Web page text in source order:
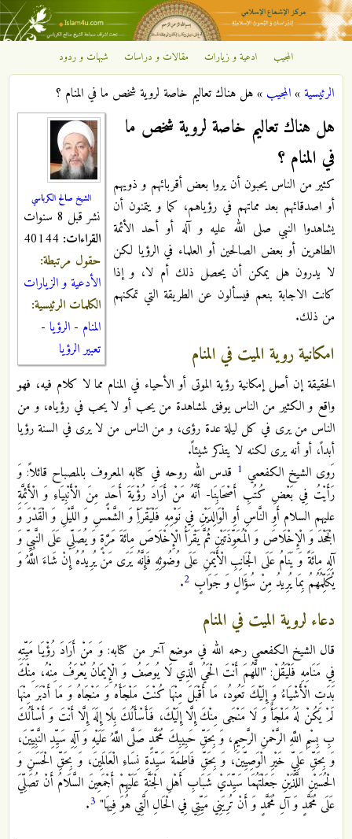
تجاوز إلى المحتوى الرئيسي
مركز
الإشعاع
الإسلامي
المجيب ادعية و زيارات مقالات و دراسات شبهات و ردود
أنت هنا
الرئيسية»المجيب »هل هناك تعاليم خاصة لروية شخص ما في المنام ؟
الشيخ صالح الكرباسي
نشر قبل 8 سنوات
القراءات:
حقول مرتبطة:
الأدعية و الزيارات
الكلمات الرئيسية:
المنام - الرؤيا -
تعبير الرؤيا
هل هناك تعاليم خاصة لروية شخص ما
في المنام ؟
كثير من الناس يحبون أن يروا بعض أقربائهم و ذويهم
أو اصدقائهم بعد مماتهم في رؤياهم، كما و يتمنون أن
يشاهدوا النبي صلى الله عليه و آله أو أحد الأئمة
الطاهرين أو بعض الصالحين أو العلماء في الرؤيا لكن
لا يدرون هل يمكن أن يحصل ذلك أم لا، و إذا
كانت الاجابة بنعم فيسألون عن الطريقة التي تمكنهم
من ذلك.
امكانية روية الميت في المنام
الحقيقة إن أصل إمكانية رؤية الموتى أو الأحياء في المنام مما لا كلام فيه، فهو
واقع و الكثير من الناس يوفق لمشاهدة من يحب أو لا يحب في رؤياه، و من
الناس من يرى في كل ليلة عدة رؤى، و من الناس من لا يرى في السنة رؤيا
أبداً، أو أنه يرى لكنه لا يتذكر شيئاً.
رَوى الشيخ الكفعمي 1 قدس الله روحه في كتابه المعروف بالمصباح قائلاً: وَ
رَأَيْتُ فِي بَعْضِ كُتُبِ أَصْحَابِنَا- أَنَّهُ مَنْ أَرَادَ رُؤْيَةَ أَحَدٍ مِنَ الْأَنْبِيَاءِ وَ الْأَئِمَّةِ
عليهم السلام‏ أَوِ النَّاسِ أَوِ الْوَالِدَيْنِ فِي نَوْمِهِ فَلْيَقْرَأِ وَ الشَّمْسِ وَ اللَّيْلِ وَ الْقَدْرَ وَ
الْجَحْدَ وَ الْإِخْلَاصَ وَ الْمُعَوِّذَتَيْنِ ثُمَّ يَقْرَأُ الْإِخْلَاصَ مِائَةَ مَرَّةٍ وَ يُصَلِّي عَلَى النَّبِيِّ وَ
آلِهِ مِائَةً وَ يَنَامُ عَلَى الْجَانِبِ الْأَيْمَنِ عَلَى وُضُوئِهِ فَإِنَّهُ يَرَى مَنْ يُرِيدُهُ إِنْ شَاءَ اللَّهُ وَ
يُكَلِّمُهُمُ بِمَا يُرِيدُ مِنْ سُؤَالٍ وَ جَوَابٍ 2
.
دعاء لروية الميت في المنام
قال الشيخ الكفعمي رحمه الله في موضع آخر من كتابه: وَ مَنْ أَرَادَ رُؤْيَا مَيِّتِهِ
فِي مَنَامِهِ فَلْيَقُلْ: "اللَّهُمَ‏ أَنْتَ‏ الْحَيُ‏ الَّذِي‏ لَا يُوصَفُ‏ وَ الْإِيمَانُ يُعْرَفُ مِنْهُ، مِنْكَ
بَدَتِ الْأَشْيَاءُ وَ إِلَيْكَ تَعُودُ، مَا أَقْبَلَ مِنْهَا كُنْتَ مَلْجَأَهُ وَ مَنْجَاهُ وَ مَا أَدْبَرَ مِنْهَا
لَمْ يَكُنْ لَهُ مَلْجَأٌ وَ لَا مَنْجَى مِنْكَ إِلَّا إِلَيْكَ، فَأَسْأَلُكَ بِلَا إِلَهَ إِلَّا أَنْتَ وَ أَسْأَلُكَ
بِ بِسْمِ اللَّهِ الرَّحْمنِ الرَّحِيمِ‏، وَ بِحَقِّ حَبِيبِكَ مُحَمَّدٍ صَلَّى اللَّهُ عَلَيْهِ وَ آلِهِ سَيِّدِ النَّبِيِّينَ،
وَ بِحَقِّ عَلِيٍّ خَيْرِ الْوَصِيِّينَ، وَ بِحَقِّ فَاطِمَةَ سَيِّدَةِ نِسَاءِ الْعَالَمِينَ، وَ بِحَقِّ الْحَسَنِ وَ
الْحُسَيْنِ اللَّذَيْنِ جَعَلْتَهُمَا سَيِّدَيْ شَبَابِ أَهْلِ الْجَنَّةِ عَلَيْهِمْ أَجْمَعِينَ السَّلَامُ أَنْ تُصَلِّيَ
عَلَى مُحَمَّدٍ وَ آلِ مُحَمَّدٍ وَ أَنْ تُرِيَنِي مَيِّتِي فِي الْحَالِ الَّتِي هُوَ فِيهَا" 3
.